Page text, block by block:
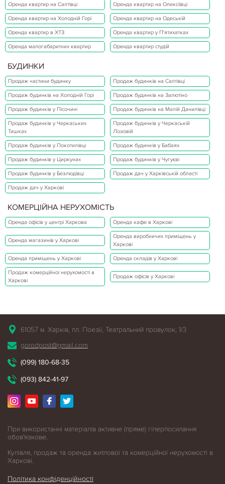
Оренда квартир на Салтівці Оренда квартир на Олексіївці
Оренда квартир на Холодній Горі Оренда квартир на Одеській
Оренда квартир в ХТЗ Оренда квартир у П'ятихатках
Оренда малогабаритних квартир Оренда квартир студій
БУДИНКИ
Продаж частини будинку Продаж будинків на Салтівці
Продаж будинків на Холодній Горі Продаж будинків на Залютіно
Продаж будинків у Пісочині Продаж будинків на Малій Данилівці
Продаж будинків у Черкаських
Тишках
Продаж будинків у Черкаській
Лозовій
Продаж будинків у Покотилівці Продаж будинків у Бабаях
Продаж будинків у Циркунах Продаж будинків у Чугуєві
Продаж будинків у Безлюдівці Продаж дач у Харківській області
Продаж дач у Харкові
КОМЕРЦІЙНА НЕРУХОМІСТЬ
Оренда офісів у центрі Харкова Оренда кафе в Харкові
Оренда магазинів у Харкові
Оренда виробничих приміщень у
Харкові
Оренда приміщень у Харкові Оренда складів у Харкові
Продаж комерційної нерухомості в
Харкові
Продаж офісів у Харкові
61057 м. Харків, пл. Поезії, Театральний провулок, 1/3
gorodpost@gmail.com
(099) 180-68-35
(093) 842-41-97
При використанні матеріалів активне (пряме) гіперпосилання
обов'язкове.
Купівля, продаж та оренда житлової та комерційної нерухомості в
Харкові.
Політика конфіденційності